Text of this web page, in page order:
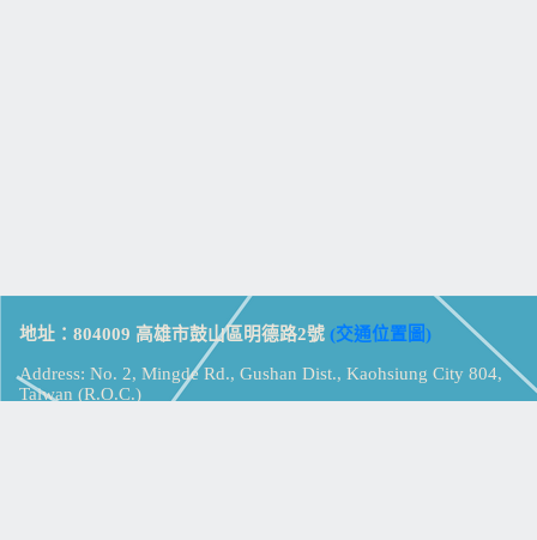
地址：804009 高雄市鼓山區明德路2號 (交通位置圖)
Address: No. 2, Mingde Rd., Gushan Dist., Kaohsiung City 804,
Taiwan (R.O.C.)